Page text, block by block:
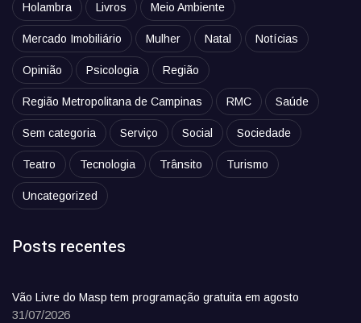
Holambra Livros Meio Ambiente
Mercado Imobiliário Mulher Natal Notícias
Opinião Psicologia Região
Região Metropolitana de Campinas RMC Saúde
Sem categoria Serviço Social Sociedade
Teatro Tecnologia Trânsito Turismo
Uncategorized
Posts recentes
Vão Livre do Masp tem programação gratuita em agosto
31/07/2026